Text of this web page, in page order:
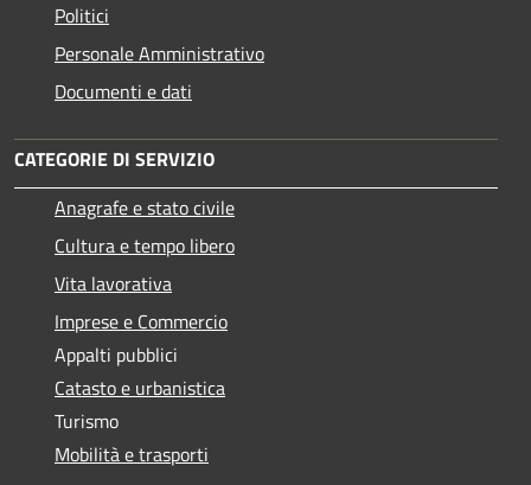
Politici
Personale Amministrativo
Documenti e dati
CATEGORIE DI SERVIZIO
Anagrafe e stato civile
Cultura e tempo libero
Vita lavorativa
Imprese e Commercio
Appalti pubblici
Catasto e urbanistica
Turismo
Mobilità e trasporti